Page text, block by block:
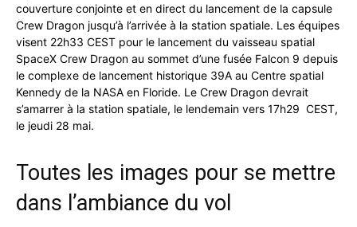
couverture conjointe et en direct du lancement de la capsule
Crew Dragon jusqu’à l’arrivée à la station spatiale. Les équipes
visent 22h33 CEST pour le lancement du vaisseau spatial
SpaceX Crew Dragon au sommet d’une fusée Falcon 9 depuis
le complexe de lancement historique 39A au Centre spatial
Kennedy de la NASA en Floride. Le Crew Dragon devrait
s’amarrer à la station spatiale, le lendemain vers 17h29 CEST,
le jeudi 28 mai.
Toutes les images pour se mettre
dans l’ambiance du vol